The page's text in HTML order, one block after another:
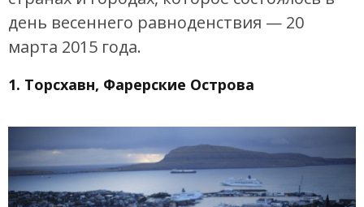
день весеннего равноденствия — 20
марта 2015 года.
1. Торсхавн, Фарерские Острова